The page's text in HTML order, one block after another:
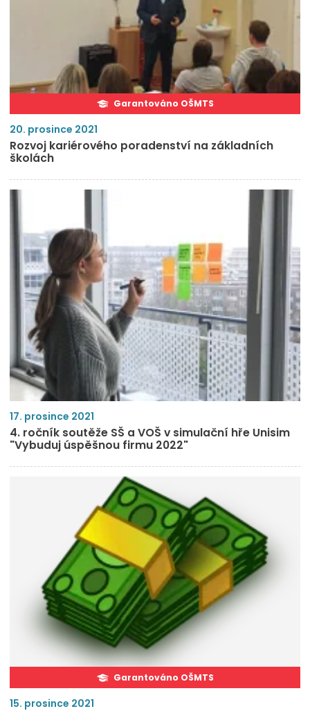
Garantováno OŠMTS
20. prosince 2021
Rozvoj kariérového poradenství na základních
školách
17. prosince 2021
4. ročník soutěže SŠ a VOŠ v simulační hře Unisim
"Vybuduj úspěšnou firmu 2022"
Garantováno OŠMTS
15. prosince 2021